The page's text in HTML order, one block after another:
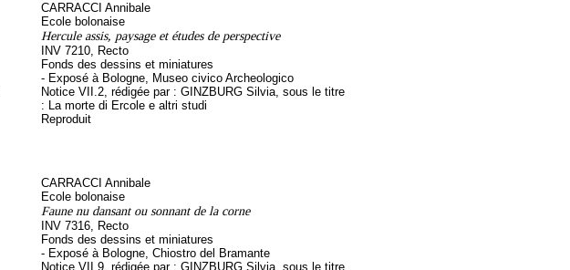
CARRACCI Annibale
Ecole bolonaise
Hercule assis, paysage et études de perspective
INV 7210, Recto
Fonds des dessins et miniatures
- Exposé à Bologne, Museo civico Archeologico
Notice VII.2, rédigée par : GINZBURG Silvia, sous le titre
: La morte di Ercole e altri studi
Reproduit
CARRACCI Annibale
Ecole bolonaise
Faune nu dansant ou sonnant de la corne
INV 7316, Recto
Fonds des dessins et miniatures
- Exposé à Bologne, Chiostro del Bramante
Notice VII.9, rédigée par : GINZBURG Silvia, sous le titre